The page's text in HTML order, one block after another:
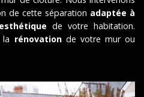
de cette séparation adaptée à
de votre habitation.
rénovationde votre mur ou